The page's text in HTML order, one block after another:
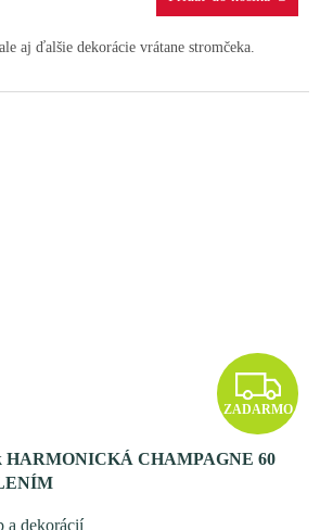
M
aj ďalšie dekorácie vrátane stromčeka.
Z
A
ZADARMO
HARMONICKÁ CHAMPAGNE 60
a dekorácií